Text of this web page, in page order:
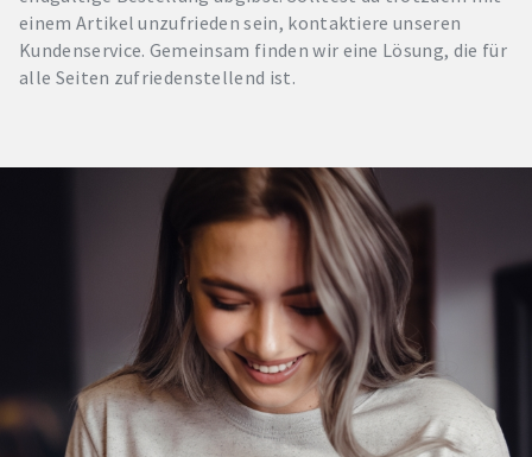
einem Artikel unzufrieden sein, kontaktiere unseren
Kundenservice. Gemeinsam finden wir eine Lösung, die für
alle Seiten zufriedenstellend ist.